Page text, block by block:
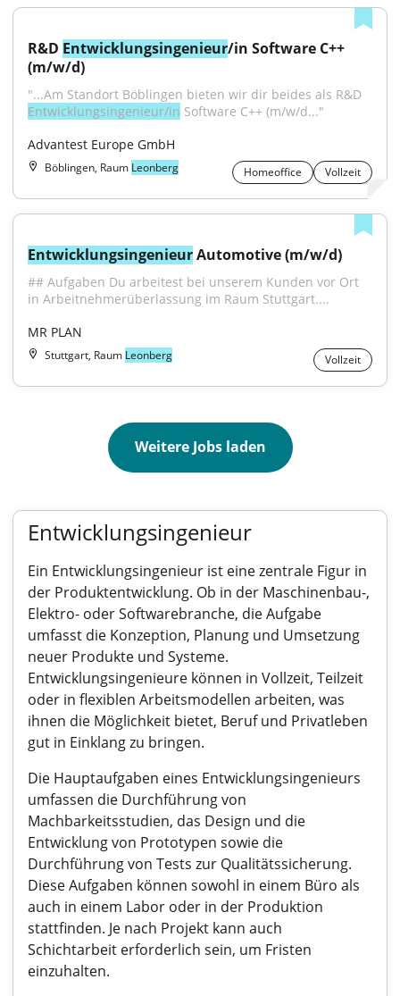
R&D Entwicklungsingenieur/in Software C++
(m/w/d)
Entwicklungsingenieur/in Software C++ (m/w/d..."
Advantest Europe GmbH
Böblingen, Raum Leonberg Homeoffice Vollzeit
Entwicklungsingenieur Automotive (m/w/d)
## Aufgaben Du arbeitest bei unserem Kunden vor Ort
in Arbeitnehmerüberlassung im Raum Stuttgart....
MR PLAN
Stuttgart, Raum Leonberg Vollzeit
Weitere Jobs laden
Entwicklungsingenieur
Ein Entwicklungsingenieur ist eine zentrale Figur in
der Produktentwicklung. Ob in der Maschinenbau-,
Elektro- oder Softwarebranche, die Aufgabe
umfasst die Konzeption, Planung und Umsetzung
neuer Produkte und Systeme.
Entwicklungsingenieure können in Vollzeit, Teilzeit
oder in flexiblen Arbeitsmodellen arbeiten, was
ihnen die Möglichkeit bietet, Beruf und Privatleben
gut in Einklang zu bringen.
Die Hauptaufgaben eines Entwicklungsingenieurs
umfassen die Durchführung von
Machbarkeitsstudien, das Design und die
Entwicklung von Prototypen sowie die
Durchführung von Tests zur Qualitätssicherung.
Diese Aufgaben können sowohl in einem Büro als
auch in einem Labor oder in der Produktion
stattfinden. Je nach Projekt kann auch
Schichtarbeit erforderlich sein, um Fristen
einzuhalten.